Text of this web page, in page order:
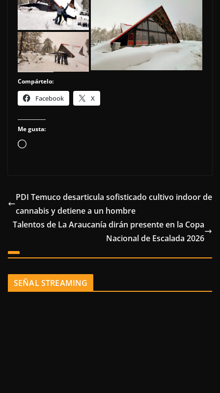
Compártelo:
Facebook X
Me gusta:
Cargando...
PDI Temuco desarticula sofisticado cultivo indoor de
cannabis y detiene a un hombre
Talentos de La Araucanía dirán presente en la Copa
Nacional de Escalada 2026
SEÑAL STREAMING